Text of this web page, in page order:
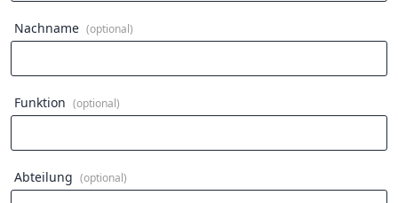
Nachname (optional)
Funktion (optional)
Abteilung (optional)